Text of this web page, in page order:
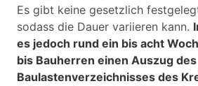
Es gibt keine gesetzlich
sodass die Dauer variieren kann.
es jedoch rund ein bis acht
bis Bauherren einen Auszug des
Baulastenverzeichnisses des